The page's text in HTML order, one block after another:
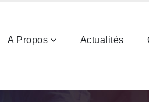
A Propos Actualités